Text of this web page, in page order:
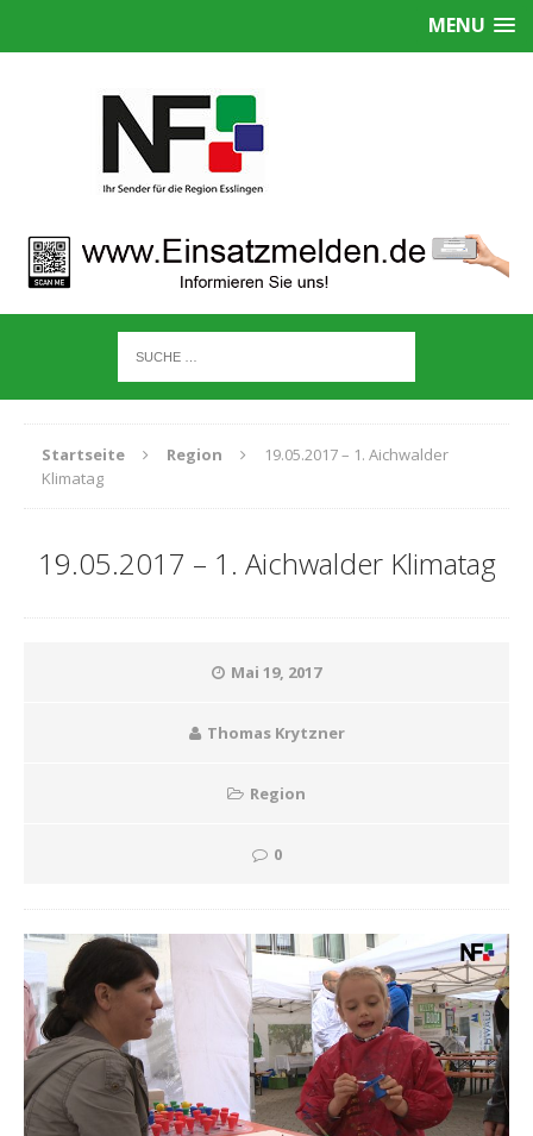
MENU
Startseite Region
19.05.2017 – 1. Aichwalder
Klimatag
19.05.2017 – 1. Aichwalder Klimatag
Mai 19, 2017
Thomas Krytzner
Region
0